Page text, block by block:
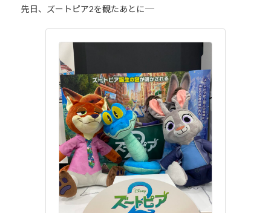
先日、ズートピア2を観たあとに――